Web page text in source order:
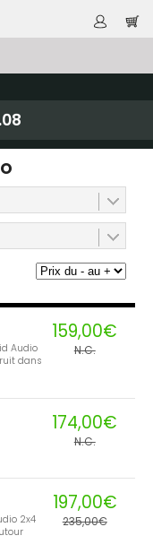
Audio
dans
159,00€
N.C.
174,00€
N.C.
2x4
197,00€
235,00€